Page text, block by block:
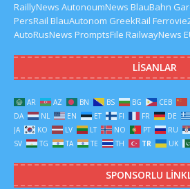
RaillyNews AutonoumNews BlauBahn
PersRail BlauAutonom GreekRail
AutoRusNews PromptsFile RailwayNews
LISANLAR
AR AZ BN BS BG CEB
DA
NL EN ET FI FR DE
JA
KO LV LT NO PT RU
SV
TG TA TE TH TR UK
SPONSORLU